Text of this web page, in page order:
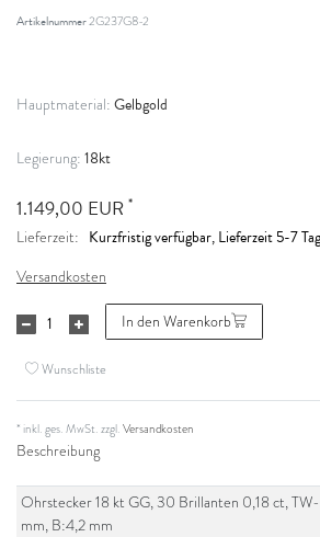
Artikelnummer2G237G8-2
Hauptmaterial: Gelbgold
Legierung: 18kt
1.149,00 EUR *
Lieferzeit: Kurzfristig verfügbar, Lieferzeit 5-7
Versandkosten
In den Warenkorb
Wunschliste
* inkl. ges. MwSt. zzgl.Versandkosten
Beschreibung
Ohrstecker 18 kt GG, 30 Brillanten 0,18 ct,
mm, B:4,2 mm